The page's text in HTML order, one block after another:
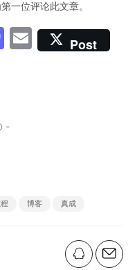
一位评论此文章。
M
d
E
m
Post
-
博客 真成